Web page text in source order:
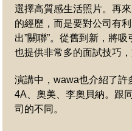
選擇高質感生活照片。再
的經歷，而是要對公司有
出”關聯”。從舊到新，將
也提供非常多的面試技巧
演講中，wawa也介紹了許
4A、奧美、李奧貝納。跟
司的不同。